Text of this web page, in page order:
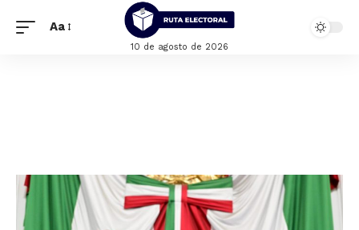
Aa
10 de agosto de 2026